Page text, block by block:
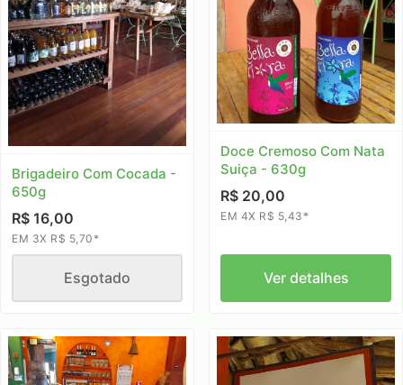
Brigadeiro Com Cocada -
650g
R$ 16,00
EM 3X R$ 5,70*
Esgotado
Doce Cremoso Com Nata
Suiça - 630g
R$ 20,00
EM 4X R$ 5,43*
Ver detalhes